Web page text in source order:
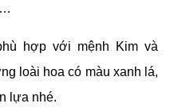
…
hợp với mệnh Kim và
loài hoa có màu xanh lá,
lựa nhé.